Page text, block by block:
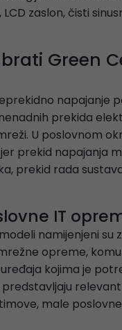
zaslon, čisti
Green
napajanje
prekida
U poslovnom
prekid napajanja
prekid rada
IT
namijenjeni su
opreme,
kojima je
male